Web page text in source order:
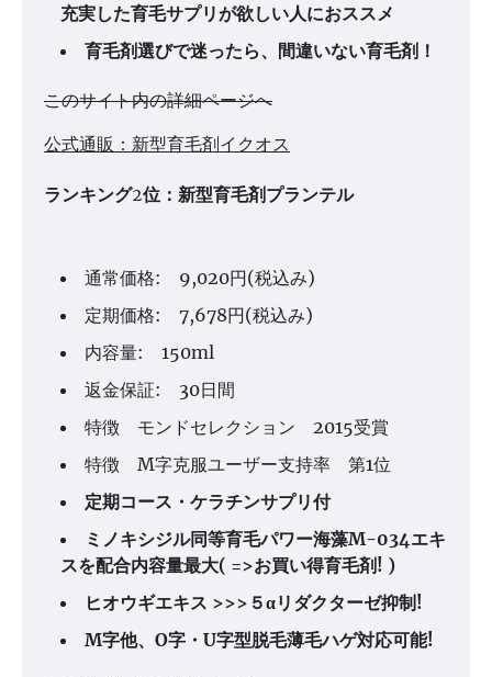
充実した育毛サプリが欲しい人におススメ
育毛剤選びで迷ったら、間違いない育毛剤！
このサイト内の詳細ページへ
公式通販：新型育毛剤イクオス
ランキング2位：新型育毛剤プランテル
通常価格: 9,020円(税込み)
定期価格: 7,678円(税込み)
内容量: 150ml
返金保証: 30日間
特徴 モンドセレクション 2015受賞
特徴 M字克服ユーザー支持率 第1位
定期コース・ケラチンサプリ付
ミノキシジル同等育毛パワー海藻M-034エキ
スを配合内容量最大( =>お買い得育毛剤! )
ヒオウギエキス >>>５αリダクターゼ抑制!
M字他、O字・U字型脱毛薄毛ハゲ対応可能!